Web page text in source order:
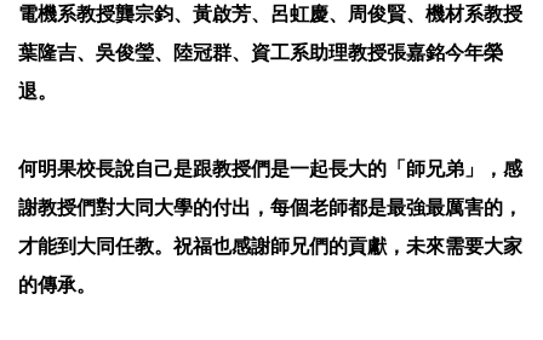
電機系教授龔宗鈞、黃啟芳、呂虹慶、周俊賢、機材系教授
葉隆吉、吳俊瑩、陸冠群、資工系助理教授張嘉銘今年榮
退。
何明果校長說自己是跟教授們是一起長大的「師兄弟」，感
謝教授們對大同大學的付出，每個老師都是最強最厲害的，
才能到大同任教。祝福也感謝師兄們的貢獻，未來需要大家
的傳承。